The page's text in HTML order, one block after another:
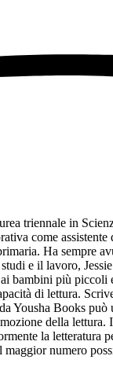
triennale in
come
Ha sempre
e il lavoro,
ai bambini più piccoli
di lettura.
Yousha Books può
della lettura.
la letteratura
maggior numero